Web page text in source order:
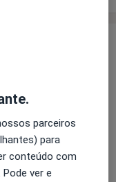
Dentária
parceiros
para
conteúdo com
ver e